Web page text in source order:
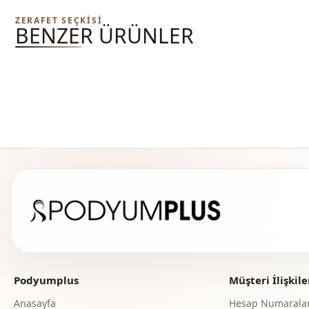
ZERAFET SEÇKISI
BENZER ÜRÜNLER
Podyumplus
Anasayfa
Müşteri
Hesap